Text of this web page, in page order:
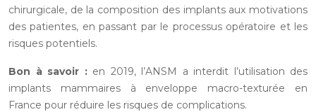
chirurgicale, de la composition des implants aux motivations
des patientes, en passant par le processus opératoire et les
risques potentiels.
Bon à savoir :en 2019, l’ANSM a interdit l’utilisation des
implants mammaires à enveloppe macro-texturée en
France pour réduire les risques de complications.